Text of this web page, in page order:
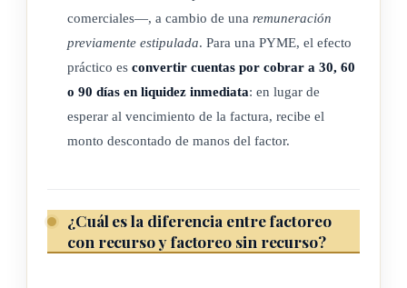
cláusulas relacionadas con la gestión financiera,
administrativa y contable de derechos de crédito y cobro
presentes y/o futuros, la administración de las cuentas, la
evaluación e investigación de los clientes y la cobranza de los
créditos, así como la inclusión de una cláusula de garantía
para el factor, en caso de incumplimiento de los terceros
c) Contrato electrónico: contrato realizado en un documento
electrónico y firmado por las partes, mediante una firma
comerciales—, a cambio de una remuneración
previamente estipulada. Para una PYME, el efecto
práctico es convertir cuentas por cobrar a 30, 60
o 90 días en liquidez inmediata: en lugar de
esperar al vencimiento de la factura, recibe el
monto descontado de manos del factor.
¿Cuál es la diferencia entre factoreo
con recurso y factoreo sin recurso?